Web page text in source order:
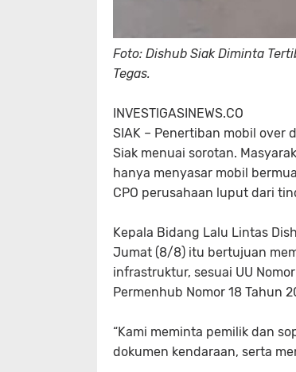
Foto: Dishub Siak Diminta
Tegas.
INVESTIGASINEWS.CO
SIAK – Penertiban mobil over
Siak menuai sorotan.
hanya menyasar mobil
CPO perusahaan luput dari
Kepala Bidang Lalu Lintas
Jumat (8/8) itu bertujuan
infrastruktur, sesuai UU
Permenhub Nomor 18 Tahun
“Kami meminta pemilik dan
dokumen kendaraan, serta